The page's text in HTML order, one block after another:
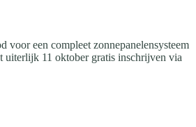
voor een compleet zonnepanelensysteem
uiterlijk 11 oktober gratis inschrijven via